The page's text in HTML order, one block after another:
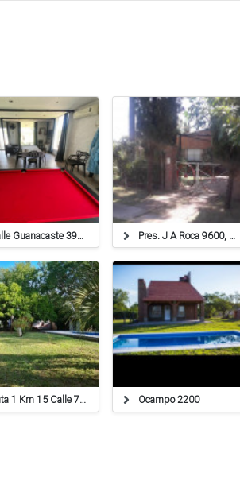
Calle Guanacaste 3908 Pres. J A Roca 9600, Sauce Viejo
Ruta 1 Km 15 Calle 72 Bis Ocampo 2200